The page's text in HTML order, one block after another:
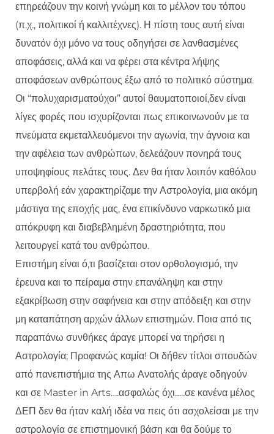
επηρεάζουν την κοινή γνώμη και το μέλλον του τόπου
(π.χ., πολιτικοί ή καλλιτέχνες). Η πίστη τους αυτή είναι
δυνατόν όχι μόνο να τους οδηγήσει σε λανθασμένες
αποφάσεις, αλλά και να φέρει στα κέντρα λήψης
αποφάσεων ανθρώπους έξω από το πολιτικό σύστημα.
Οι “πολυχαρισματούχοι” αυτοί θαυματοποιοί,δεν είναι
λίγες φορές που ισχυρίζονται πως επικοινωνούν με τα
πνεύματα εκμεταλλευόμενοι την αγωνία, την άγνοια και
την αφέλεια των ανθρώπων, δελεάζουν πονηρά τους
υποψηφίους πελάτες τους. Δεν θα ήταν λοιπόν καθόλου
υπερβολή εάν χαρακτηρίζαμε την Αστρολογία, μια ακόμη
μάστιγα της εποχής μας, ένα επικίνδυνο ναρκωτικό μια
απόκρυφη και διαβεβλημένη δραστηριότητα, που
λειτουργεί κατά του ανθρώπου.
Επιστήμη είναι ό,τι βασίζεται στον ορθολογισμό, την
έρευνα και το πείραμα στην επανάληψη και στην
εξακρίβωση στην σαφήνεια και στην απόδειξη και στην
μη καταπάτηση αρχών άλλων επιστημών. Ποια από τις
παραπάνω συνθήκες άραγε μπορεί να τηρήσει η
Αστρολογία; Προφανώς καμία! Οι δήθεν τίτλοι σπουδών
από πανεπιστήμια της Απω Ανατολής άραγε οδηγούν
και σε Master in Arts….ασφαλώς όχι…..σε κανένα μέλος
ΔΕΠ δεν θα ήταν καλή ιδέα να πεις ότι ασχολείσαι με την
αστρολογία σε επιστημονική βάση και θα δούμε το